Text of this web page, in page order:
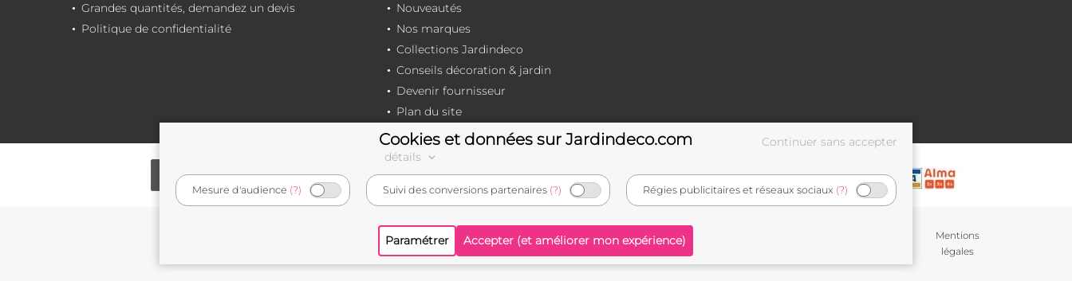
Grandes quantités, demandez un devis
Politique de confidentialité
Nouveautés
Nos marques
Collections Jardindeco
Conseils décoration & jardin
Devenir fournisseur
Plan du site
e-commerçant français
Mentions
légales
Cookies et données sur Jardindeco.com
détails
Mesure d'audience (?) Suivi des conversions partenaires (?) Régies publicitaires et réseaux sociaux (?)